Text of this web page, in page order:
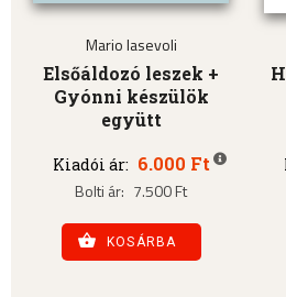
Mario Iasevoli
Elsőáldozó leszek +
Gyónni készülök
együtt
Kiadói ár: 6.000 Ft
Bolti ár: 7.500 Ft
KOSÁRBA